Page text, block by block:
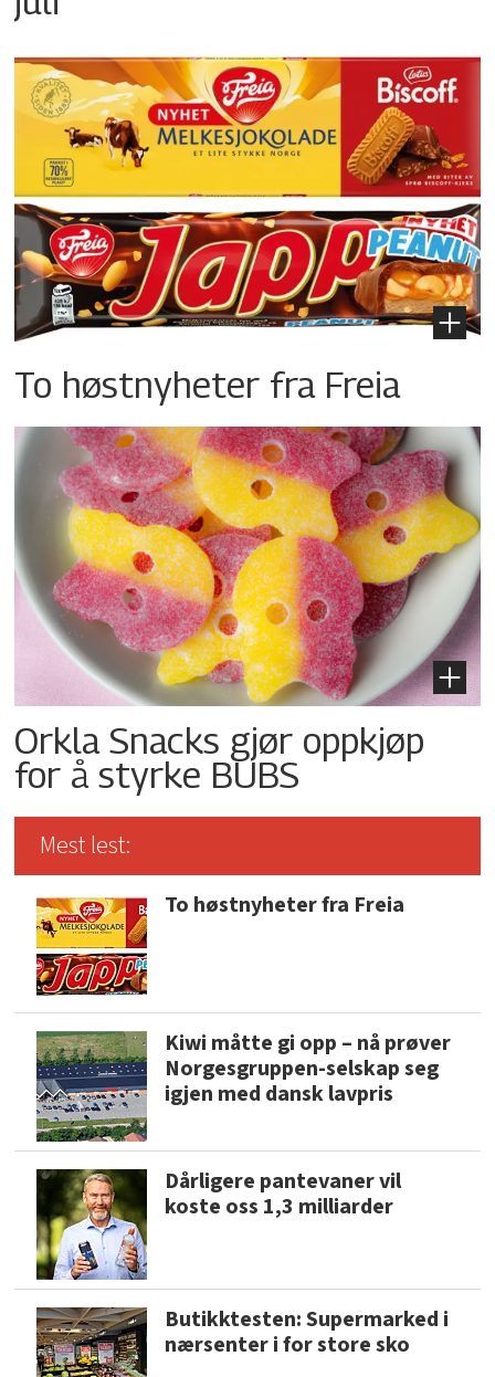
To høstnyheter fra Freia
Orkla Snacks gjør oppkjøp
for å styrke BUBS
Mest lest:
To høstnyheter fra Freia
Kiwi måtte gi opp – nå prøver
Norgesgruppen-selskap seg
igjen med dansk lavpris
Dårligere pantevaner vil
koste oss 1,3 milliarder
Butikktesten: Supermarked i
nærsenter i for store sko